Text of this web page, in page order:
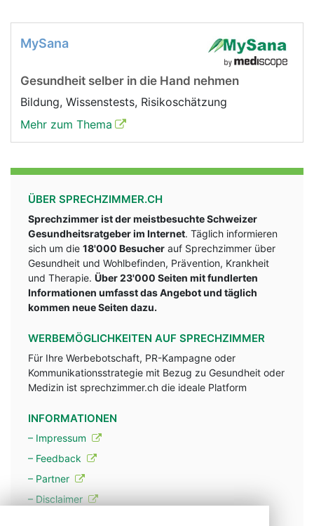
MySana
Gesundheit selber in die Hand nehmen
Bildung, Wissenstests, Risikoschätzung
Mehr zum Thema
ÜBER SPRECHZIMMER.CH
Sprechzimmer ist der meistbesuchte Schweizer
Gesundheitsratgeber im Internet. Täglich informieren
sich um die 18'000 Besucher auf Sprechzimmer über
Gesundheit und Wohlbefinden, Prävention, Krankheit
und Therapie. Über 23'000 Seiten mit fundlerten
Informationen umfasst das Angebot und täglich
kommen neue Seiten dazu.
WERBEMÖGLICHKEITEN AUF SPRECHZIMMER
Für Ihre Werbebotschaft, PR-Kampagne oder
Kommunikationsstrategie mit Bezug zu Gesundheit oder
Medizin ist sprechzimmer.ch die ideale Platform
INFORMATIONEN
– Impressum
– Feedback
– Partner
– Disclaimer